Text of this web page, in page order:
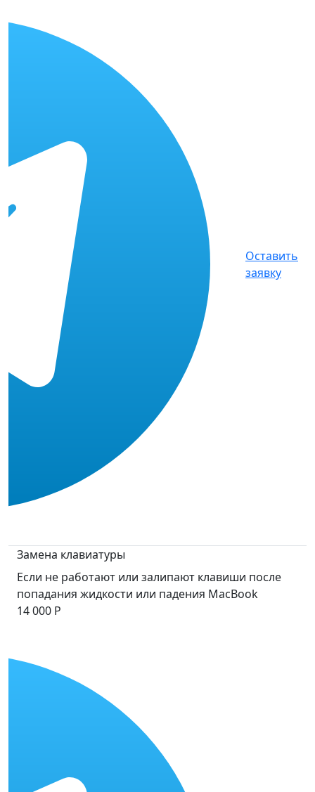
Оставить
заявку
Замена клавиатуры
Если не работают или залипают клавиши после
попадания жидкости или падения MacBook
14 000 Р